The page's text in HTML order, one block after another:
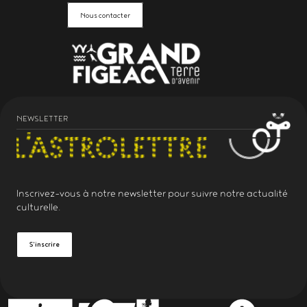
Nous contacter
NEWSLETTER
Inscrivez-vous à notre newsletter pour suivre notre actualité
culturelle.
S'inscrire